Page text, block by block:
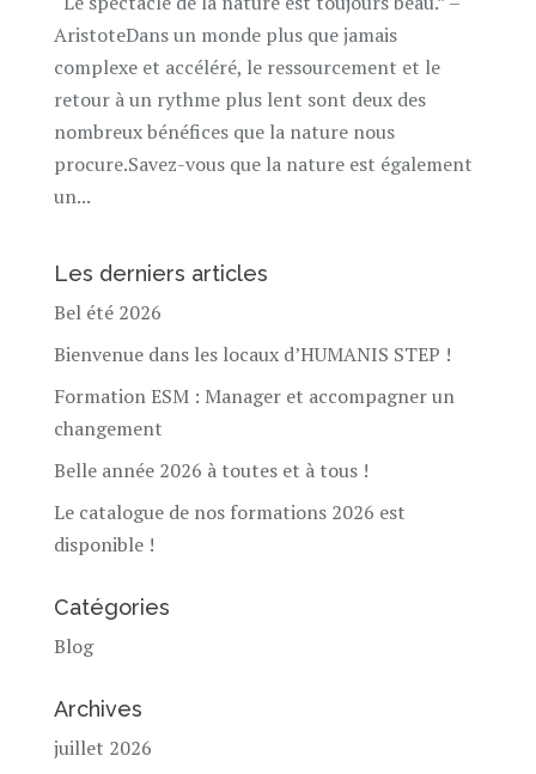
AristoteDans un monde plus que jamais
complexe et accéléré, le ressourcement et le
retour à un rythme plus lent sont deux des
nombreux bénéfices que la nature nous
procure.Savez-vous que la nature est également
un...
Les derniers articles
Bel été 2026
Bienvenue dans les locaux d’HUMANIS STEP !
Formation ESM : Manager et accompagner un
changement
Belle année 2026 à toutes et à tous !
Le catalogue de nos formations 2026 est
disponible !
Catégories
Blog
Archives
juillet 2026